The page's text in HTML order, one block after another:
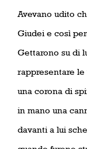
Avevano udito
Giudei e così
Gettarono su di
rappresentare
una corona di
in mano una
davanti a lui